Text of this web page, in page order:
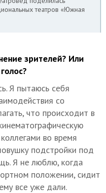
театров «Южная
зрителей? Или
Я пытаюсь себя
со
что происходит в
во время
подстройки под
Я не люблю, когда
положении, сидит
все уже дали.